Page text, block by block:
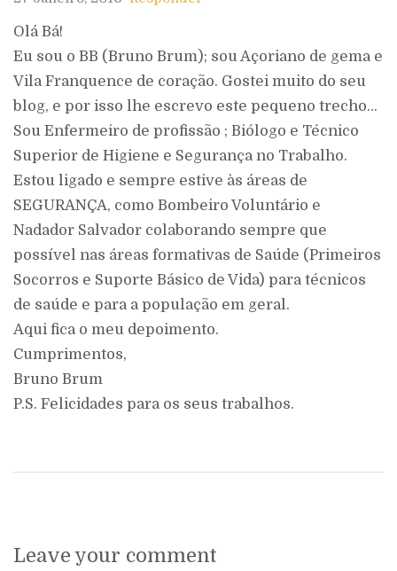
Olá Bá!
Eu sou o BB (Bruno Brum); sou Açoriano de gema e
Vila Franquence de coração. Gostei muito do seu
blog, e por isso lhe escrevo este pequeno trecho…
Sou Enfermeiro de profissão ; Biólogo e Técnico
Superior de Higiene e Segurança no Trabalho.
Estou ligado e sempre estive às áreas de
SEGURANÇA, como Bombeiro Voluntário e
Nadador Salvador colaborando sempre que
possível nas áreas formativas de Saúde (Primeiros
Socorros e Suporte Básico de Vida) para técnicos
de saúde e para a população em geral.
Aqui fica o meu depoimento.
Cumprimentos,
Bruno Brum
P.S. Felicidades para os seus trabalhos.
Leave your comment